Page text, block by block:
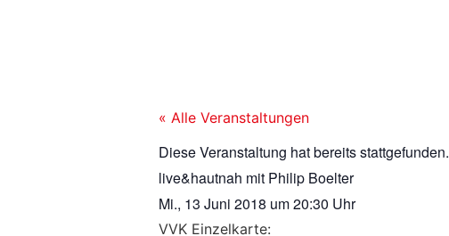
« Alle Veranstaltungen
Diese Veranstaltung hat bereits stattgefunden.
live&hautnah mit Philip Boelter
Mi., 13 Juni 2018 um20:30 Uhr
VVK Einzelkarte: